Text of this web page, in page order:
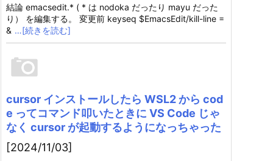
結論 emacsedit.* ( * は nodoka だったり mayu だった
り） を編集する。 変更前 keyseq $EmacsEdit/kill-line =
& …[続きを読む]
cursor インストールしたら WSL2 から cod
e ってコマンド叩いたときに VS Code じゃ
なく cursor が起動するようになっちゃった
[2024/11/03]